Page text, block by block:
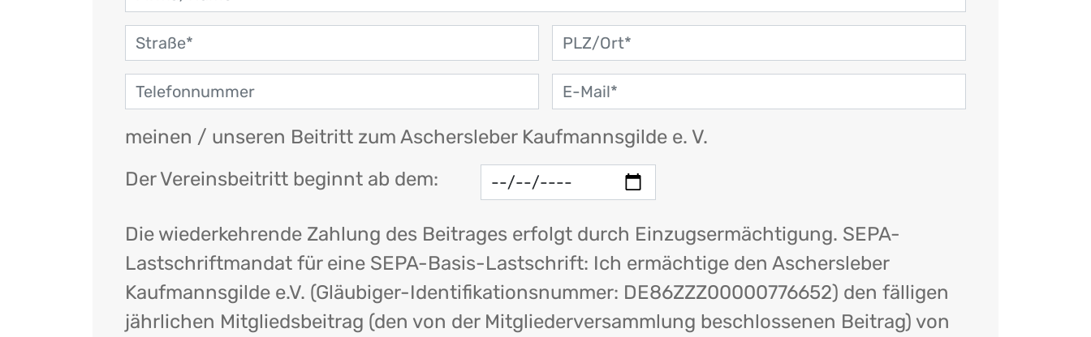
meinen / unseren Beitritt zum Aschersleber Kaufmannsgilde e. V.
Der Vereinsbeitritt beginnt ab dem:
Die wiederkehrende Zahlung des Beitrages erfolgt durch Einzugsermächtigung. SEPA-
Lastschriftmandat für eine SEPA-Basis-Lastschrift: Ich ermächtige den Aschersleber
Kaufmannsgilde e.V. (Gläubiger-Identifikationsnummer: DE86ZZZ00000776652) den fälligen
jährlichen Mitgliedsbeitrag (den von der Mitgliederversammlung beschlossenen Beitrag) von